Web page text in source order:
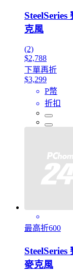
克風
(2)
$2,788
下單再折
$3,299
P幣
折扣
最高折600
麥克風